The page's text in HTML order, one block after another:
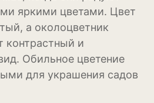
яркими цветами. Цвет
а околоцветник
контрастный и
Обильное цветение
для украшения садов